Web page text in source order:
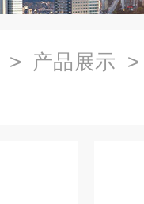
> 产品展示